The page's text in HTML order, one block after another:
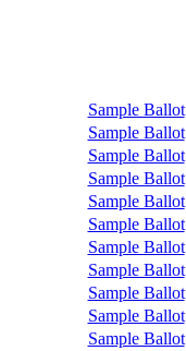
Sample Ballot
Sample Ballot
Sample Ballot
Sample Ballot
Sample Ballot
Sample Ballot
Sample Ballot
Sample Ballot
Sample Ballot
Sample Ballot
Sample Ballot